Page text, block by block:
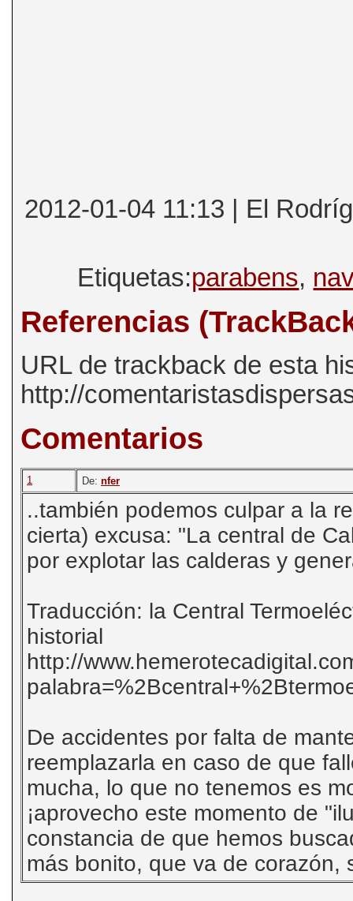
2012-01-04 11:13 | El
Etiquetas:parabens,
Referencias
URL de trackback de esta
http://
Comentarios
1 De: nfer
..también podemos culpar a la
cierta) excusa: "La central de
por explotar las calderas y
Traducción: la Central
historial
http://
De accidentes por falta de
reemplazarla en caso de que
mucha, lo que no tenemos es
¡aprovecho este momento de
constancia de que hemos
más bonito, que va de corazón,